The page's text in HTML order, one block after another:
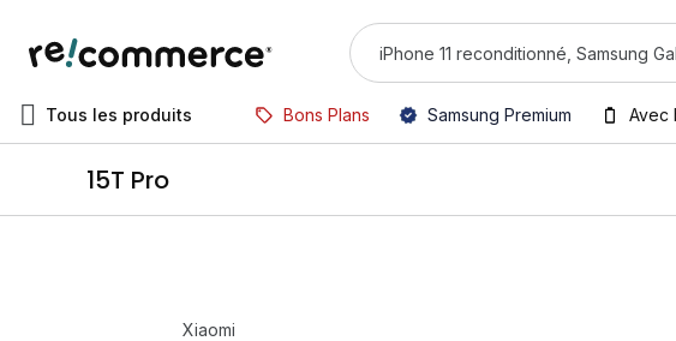
Tous les produits Bons Plans Samsung Premium Avec
15T Pro
Xiaomi